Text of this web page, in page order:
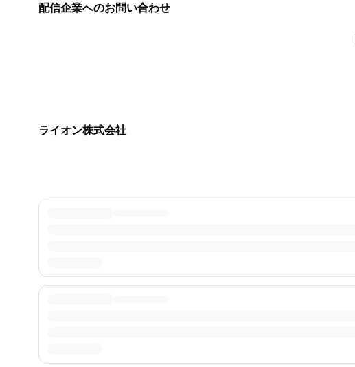
配信企業へのお問い合わせ
ライオン株式会社